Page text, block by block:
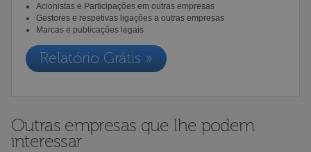
Acionistas e Participações em outras empresas
Gestores e respetivas ligações a outras empresas
Marcas e publicações legais
Relatório Grátis »
Outras empresas que lhe podem
interessar